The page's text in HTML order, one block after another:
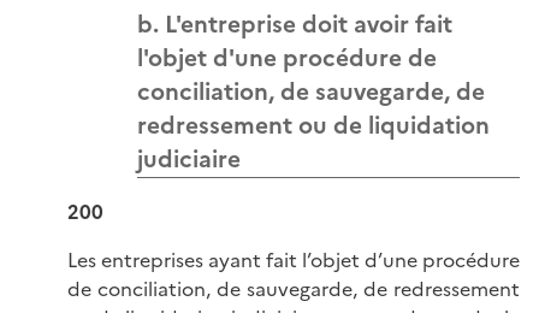
b. L'entreprise doit avoir fait
l'objet d'une procédure de
conciliation, de sauvegarde, de
redressement ou de liquidation
judiciaire
200
Les entreprises ayant fait l’objet d’une procédure
de conciliation, de sauvegarde, de redressement